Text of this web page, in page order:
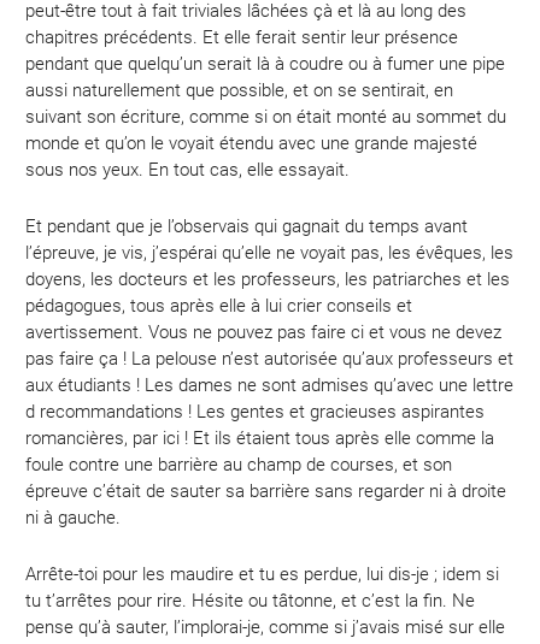
peut-être tout à fait triviales lâchées çà et là au long des
chapitres précédents. Et elle ferait sentir leur présence
pendant que quelqu’un serait là à coudre ou à fumer une pipe
aussi naturellement que possible, et on se sentirait, en
suivant son écriture, comme si on était monté au sommet du
monde et qu’on le voyait étendu avec une grande majesté
sous nos yeux. En tout cas, elle essayait.
Et pendant que je l’observais qui gagnait du temps avant
l’épreuve, je vis, j’espérai qu’elle ne voyait pas, les évêques, les
doyens, les docteurs et les professeurs, les patriarches et les
pédagogues, tous après elle à lui crier conseils et
avertissement. Vous ne pouvez pas faire ci et vous ne devez
pas faire ça ! La pelouse n’est autorisée qu’aux professeurs et
aux étudiants ! Les dames ne sont admises qu’avec une lettre
d recommandations ! Les gentes et gracieuses aspirantes
romancières, par ici ! Et ils étaient tous après elle comme la
foule contre une barrière au champ de courses, et son
épreuve c’était de sauter sa barrière sans regarder ni à droite
ni à gauche.
Arrête-toi pour les maudire et tu es perdue, lui dis-je ; idem si
tu t’arrêtes pour rire. Hésite ou tâtonne, et c’est la fin. Ne
pense qu’à sauter, l’implorai-je, comme si j’avais misé sur elle